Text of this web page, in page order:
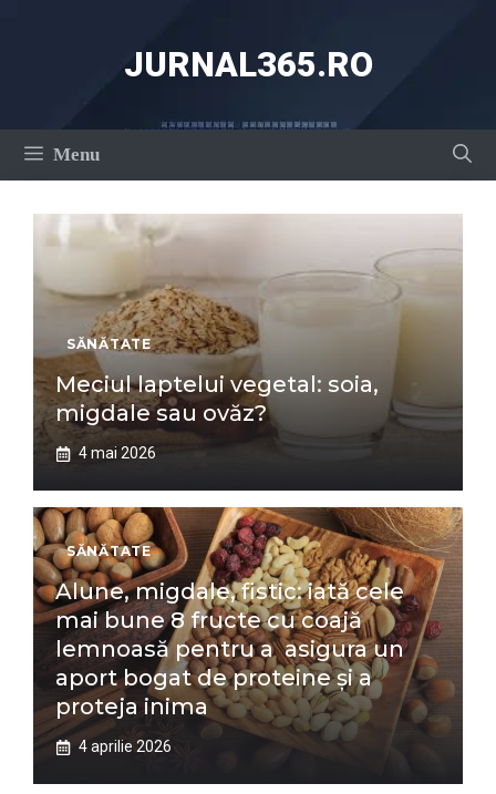
JURNAL365.RO
Menu
SĂNĂTATE
Meciul laptelui vegetal: soia,
migdale sau ovăz?
4 mai 2026
SĂNĂTATE
Alune, migdale, fistic: iată cele
mai bune 8 fructe cu coajă
lemnoasă pentru a asigura un
aport bogat de proteine și a
proteja inima
4 aprilie 2026